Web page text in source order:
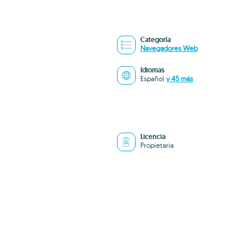
Categoría
Navegadores Web
Idiomas
Español y 45 más
Licencia
Propietaria